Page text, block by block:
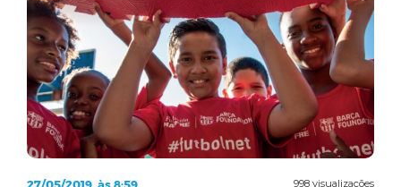
998 visualizações
27/05/2019, às 8:59